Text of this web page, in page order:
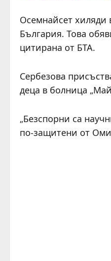
Осемнайсет хиляди
България. Това
цитирана от БТА.
Сербезова
деца в болница
„Безспорни са
по-защитени от